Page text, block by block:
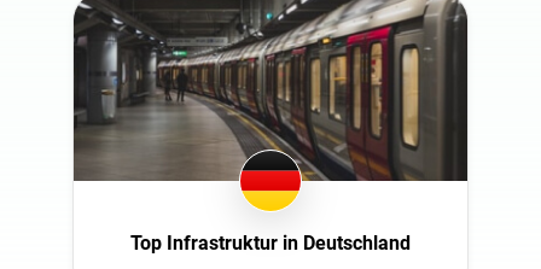
Top Infrastruktur in Deutschland